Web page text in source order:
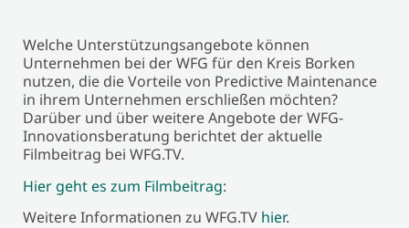
Welche Unterstützungsangebote können
Unternehmen bei der WFG für den Kreis Borken
nutzen, die die Vorteile von Predictive Maintenance
in ihrem Unternehmen erschließen möchten?
Darüber und über weitere Angebote der WFG-
Innovationsberatung berichtet der aktuelle
Filmbeitrag bei WFG.TV.
Hier geht es zum Filmbeitrag:
Weitere Informationen zu WFG.TV hier.